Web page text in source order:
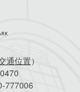
通位置）
777006